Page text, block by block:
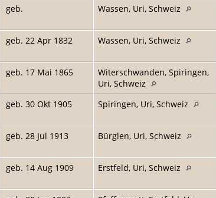
geb. Wassen, Uri, Schweiz
geb. 22 Apr 1832 Wassen, Uri, Schweiz
geb. 17 Mai 1865
Witerschwanden, Spiringen,
Uri, Schweiz
geb. 30 Okt 1905 Spiringen, Uri, Schweiz
geb. 28 Jul 1913 Bürglen, Uri, Schweiz
geb. 14 Aug 1909 Erstfeld, Uri, Schweiz